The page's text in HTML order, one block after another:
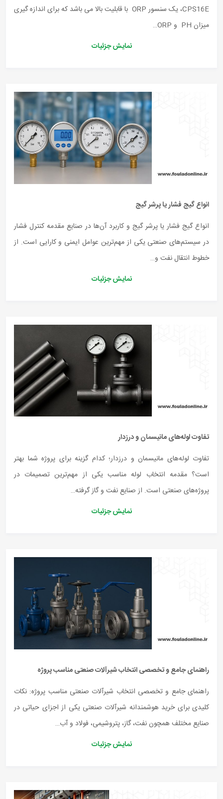
CPS16E، یک سنسور ORP با قابلیت بالا می باشد که برای اندازه گیری
میزان PH و ORP…
نمایش جزئیات
انواع گیج فشار یا پرشر گیج
انواع گیج فشار یا پرشر گیج و کاربرد آن‌ها در صنایع مقدمه کنترل فشار
در سیستم‌های صنعتی یکی از مهم‌ترین عوامل ایمنی و کارایی است. از
خطوط انتقال نفت و…
نمایش جزئیات
تفاوت لوله‌های مانیسمان و درزدار
تفاوت لوله‌های مانیسمان و درزدار؛ کدام گزینه برای پروژه شما بهتر
است؟ مقدمه انتخاب لوله مناسب یکی از مهم‌ترین تصمیمات در
پروژه‌های صنعتی است. از صنایع نفت و گاز گرفته…
نمایش جزئیات
راهنمای جامع و تخصصی انتخاب شیرآلات صنعتی مناسب پروژه
راهنمای جامع و تخصصی انتخاب شیرآلات صنعتی مناسب پروژه: نکات
کلیدی برای خرید هوشمندانه شیرآلات صنعتی یکی از اجزای حیاتی در
صنایع مختلف همچون نفت، گاز، پتروشیمی، فولاد و آب…
نمایش جزئیات